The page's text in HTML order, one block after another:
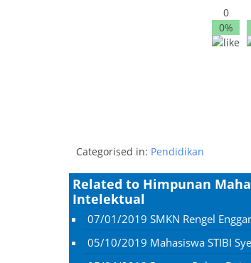
0
0%
Categorised in: Pendidikan
Related to Himpunan
Intelektual
07/01/2019 SMKN Rengel
05/10/2019 Mahasiswa STIBI